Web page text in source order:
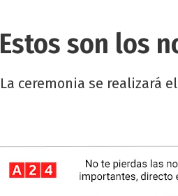
Estos son los
La ceremonia se realizará